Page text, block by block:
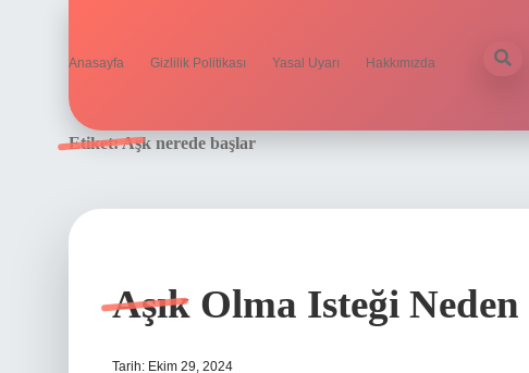
Anasayfa Gizlilik Politikası Yasal Uyarı Hakkımızda
Etiket:Aşk nerede başlar
Aşık Olma Isteği
Tarih: Ekim 29, 2024